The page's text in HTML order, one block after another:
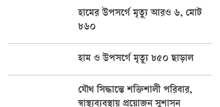
হামের উপসর্গে মৃত্যু আরও ৬, মোট
৮৬০
হাম ও উপসর্গে মৃত্যু ৮৫০ ছাড়াল
যৌথ সিদ্ধান্তে শক্তিশালী পরিবার,
স্বাস্থ্যব্যবস্থায় প্রয়োজন সুশাসন